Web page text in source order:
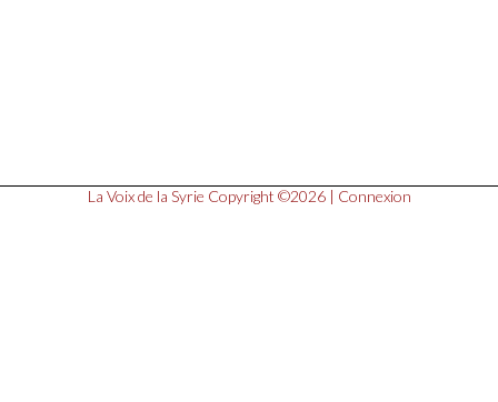
La Voix de la Syrie Copyright ©2026 | Connexion